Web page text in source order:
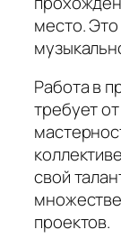
место.
Работа в
требует
свой
проектов.